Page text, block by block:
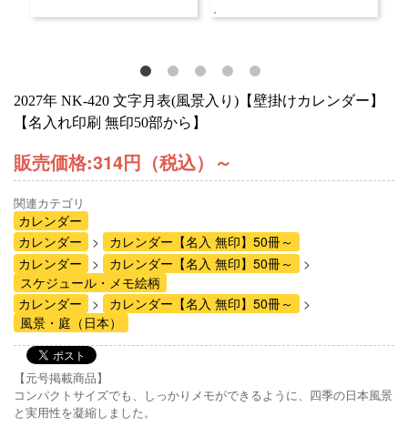
2027年 NK-420 文字月表(風景入り)【壁掛けカレンダー】
【名入れ印刷 無印50部から】
販売価格:314円（税込） ～
関連カテゴリ
カレンダー
カレンダー
カレンダー【名入 無印】50冊～
カレンダー
カレンダー【名入 無印】50冊～
スケジュール・メモ絵柄
カレンダー
カレンダー【名入 無印】50冊～
風景・庭（日本）
【元号掲載商品】
コンパクトサイズでも、しっかりメモができるように、四季の日本風景
と実用性を凝縮しました。